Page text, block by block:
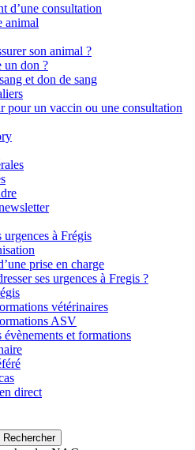
d’une consultation
animal
son animal ?
un don ?
et don de sang
pour un vaccin ou une consultation
urgences à Frégis
prise en charge
ses urgences à Fregis ?
vétérinaires
ASV
évènements et formations
direct
Rechercher